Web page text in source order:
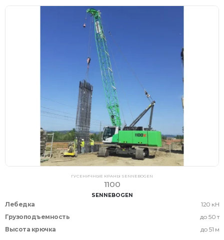
ГУСЕНИЧНЫЕ КРАНЫ SENNEBOGEN
1100
SENNEBOGEN
Лебедка
120 кН
Грузоподъемность
до 50 т
Высота крючка
до 51 м